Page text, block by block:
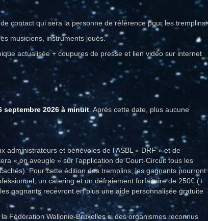
contact qui sera la personne de référence pour les tremplins.
musiciens, instruments joués.
actualisée + coupures de presse et lien vidéo sur internet
2026 à minuit . Après cette date, plus aucune
administrateurs et bénévoles de l’ASBL « DRF » et de
« en aveugle » sur l’application de Court-Circuit tous les
Pour cette édition des tremplins, les gagnants pourront
un catering et un défraiement forfaitaire de 250€ (+
gagnants recevront en plus une aide personnalisée gratuite
Fédération Wallonie-Bruxelles si des organismes reconnus